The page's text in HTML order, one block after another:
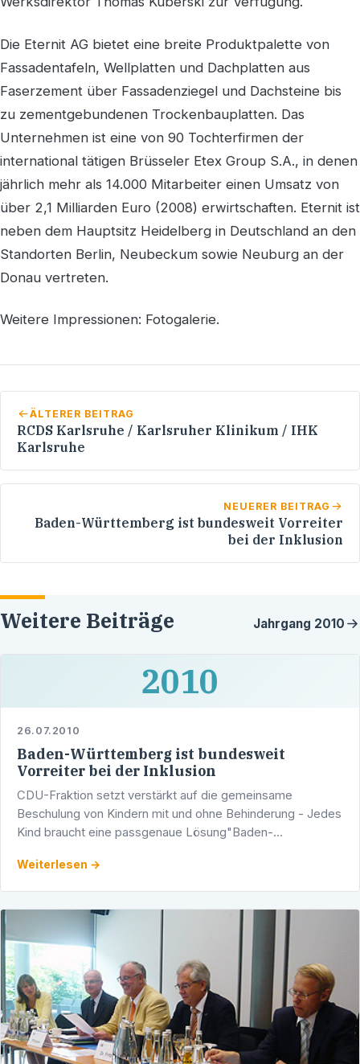
Die Eternit AG bietet eine breite Produktpalette von
Fassadentafeln, Wellplatten und Dachplatten aus
Faserzement über Fassadenziegel und Dachsteine bis
zu zementgebundenen Trockenbauplatten. Das
Unternehmen ist eine von 90 Tochterfirmen der
international tätigen Brüsseler Etex Group S.A., in denen
jährlich mehr als 14.000 Mitarbeiter einen Umsatz von
über 2,1 Milliarden Euro (2008) erwirtschaften. Eternit ist
neben dem Hauptsitz Heidelberg in Deutschland an den
Standorten Berlin, Neubeckum sowie Neuburg an der
Donau vertreten.
Weitere Impressionen: Fotogalerie.
ÄLTERER BEITRAG
RCDS Karlsruhe / Karlsruher Klinikum / IHK
Karlsruhe
NEUERER BEITRAG
Baden-Württemberg ist bundesweit Vorreiter
bei der Inklusion
Weitere Beiträge Jahrgang 2010
2010
26.07.2010
Baden-Württemberg ist bundesweit
Vorreiter bei der Inklusion
CDU-Fraktion setzt verstärkt auf die gemeinsame
Beschulung von Kindern mit und ohne Behinderung - Jedes
Kind braucht eine passgenaue Lösung"Baden-
von behinderten und …
Weiterlesen →